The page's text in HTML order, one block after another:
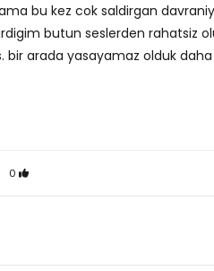
bu kez cok saldirgan
butun seslerden rahatsiz
bir arada yasayamaz olduk
0